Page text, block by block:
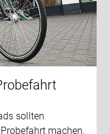
sollten
machen.